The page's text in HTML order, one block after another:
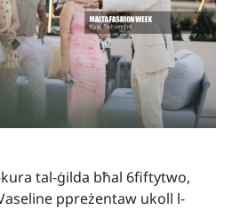
tal-ġilda bħal 6fiftytwo,
ppreżentaw ukoll l-